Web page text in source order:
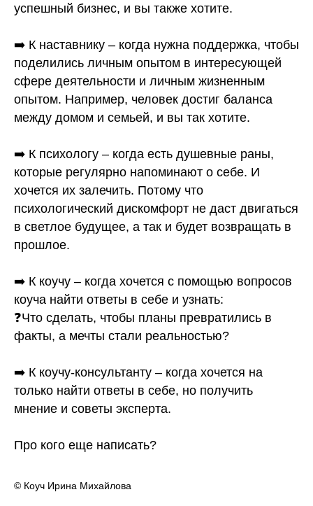
успешный бизнес, и вы также хотите.
➡️ К наставнику – когда нужна поддержка, чтобы
поделились личным опытом в интересующей
сфере деятельности и личным жизненным
опытом. Например, человек достиг баланса
между домом и семьей, и вы так хотите.
➡️ К психологу – когда есть душевные раны,
которые регулярно напоминают о себе. И
хочется их залечить. Потому что
психологический дискомфорт не даст двигаться
в светлое будущее, а так и будет возвращать в
прошлое.
➡️ К коучу – когда хочется с помощью вопросов
коуча найти ответы в себе и узнать:
❓Что сделать, чтобы планы превратились в
факты, а мечты стали реальностью?
➡️ К коучу-консультанту – когда хочется на
только найти ответы в себе, но получить
мнение и советы эксперта.
Про кого еще написать?
© Коуч Ирина Михайлова